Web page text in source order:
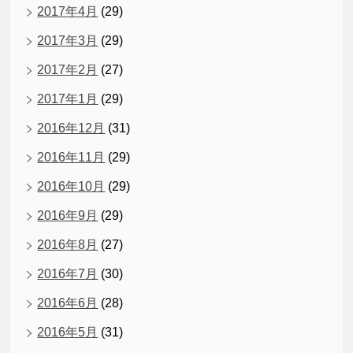
2017年4月 (29)
2017年3月 (29)
2017年2月 (27)
2017年1月 (29)
2016年12月 (31)
2016年11月 (29)
2016年10月 (29)
2016年9月 (29)
2016年8月 (27)
2016年7月 (30)
2016年6月 (28)
2016年5月 (31)